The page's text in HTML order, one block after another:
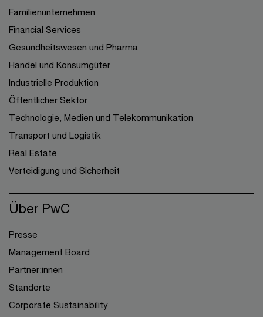
Familienunternehmen
Financial Services
Gesundheitswesen und Pharma
Handel und Konsumgüter
Industrielle Produktion
Öffentlicher Sektor
Technologie, Medien und Telekommunikation
Transport und Logistik
Real Estate
Verteidigung und Sicherheit
Über PwC
Presse
Management Board
Partner:innen
Standorte
Corporate Sustainability